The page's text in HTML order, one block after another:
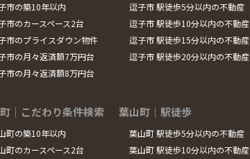
市の築10年以内
市のカースペース2台
市のプライスダウン物件
市の月々返済額7万円台
市の月々返済額8万円台
逗子市 駅徒歩5分以内の不動産
逗子市 駅徒歩10分以内の不動産
逗子市 駅徒歩15分以内の不動産
逗子市 駅徒歩20分以内の不動産
｜こだわり条件検索
町の築10年以内
町のカースペース2台
葉山町｜駅徒歩
葉山町 駅徒歩5分以内の不動産
葉山町 駅徒歩10分以内の不動産